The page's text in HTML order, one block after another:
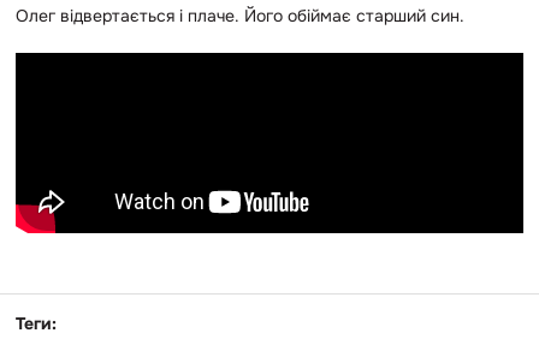
Олег відвертається і плаче. Його обіймає старший син.
Теги: